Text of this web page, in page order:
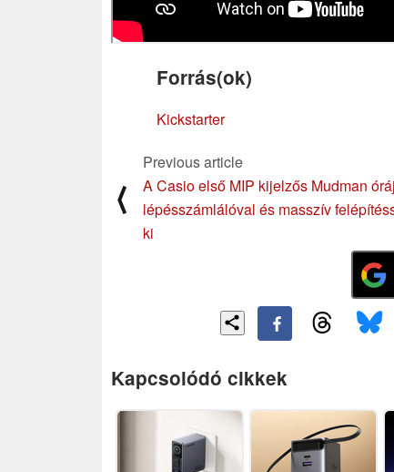
Forrás(ok)
Kickstarter
⟨
Previous article
A Casio első MIP kijelzős Mudman
lépésszámlálóval és masszív
ki
Kapcsolódó cikkek